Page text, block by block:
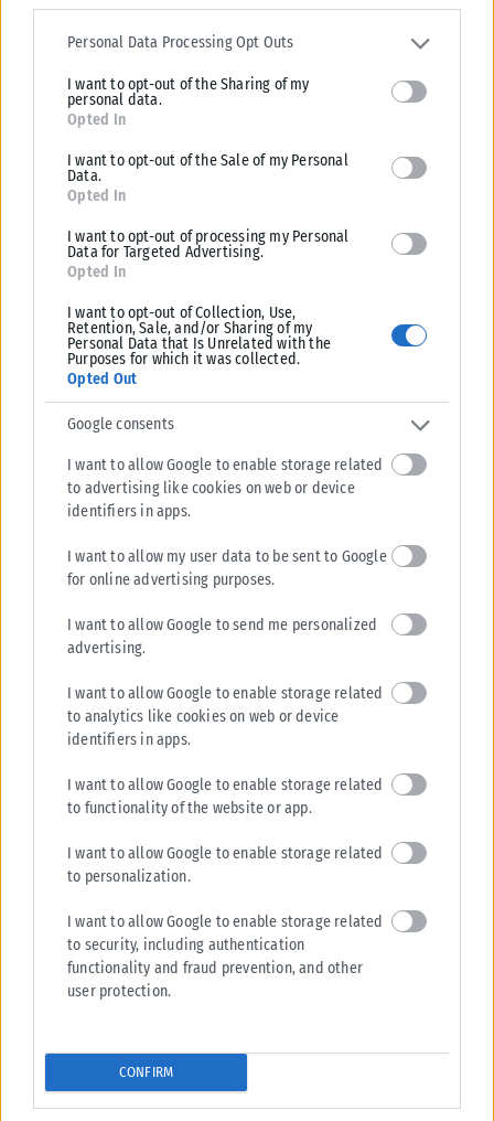
Please note that this website/app uses one or more Google
services and may gather and store information including but not
deny consent to Google and its third-party tags to use your data
for below specified purposes in below Google consent section.
Personal Data Processing Opt Outs
I want to opt-out of the Sharing of my
personal data.
Opted In
I want to opt-out of the Sale of my Personal
Data.
Opted In
I want to opt-out of processing my Personal
Data for Targeted Advertising.
Opted In
I want to opt-out of Collection, Use,
Retention, Sale, and/or Sharing of my
Personal Data that Is Unrelated with the
Purposes for which it was collected.
Opted Out
Google consents
I want to allow Google to enable storage related
to advertising like cookies on web or device
identifiers in apps.
I want to allow my user data to be sent to Google
for online advertising purposes.
I want to allow Google to send me personalized
advertising.
I want to allow Google to enable storage related
to analytics like cookies on web or device
identifiers in apps.
I want to allow Google to enable storage related
to functionality of the website or app.
I want to allow Google to enable storage related
to personalization.
I want to allow Google to enable storage related
to security, including authentication
functionality and fraud prevention, and other
user protection.
CONFIRM
Θεσσαλονίκη....
ΑΝΑΡΤΉΘΗΚΕ ΑΠΌKARFITSANEWS 08/08/2026
ΠΟΛΙΤΙΚΉ
Τσουκαλάς: «Χρειάζεται μια άλλη εξωτερική πολιτική με
στρατηγικό βάθος»
Την αναγκαιότητα μιας στρατηγικής με βάθος, που «δεν έχει αυτή η
κυβέρνηση», υπογράμμισε ο εκπρόσωπος Τύπου του ΠΑΣΟΚ, Κώστας